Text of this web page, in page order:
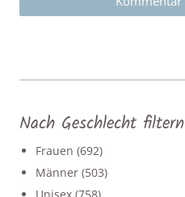
Nach Geschlecht filtern
Frauen (692)
Männer (503)